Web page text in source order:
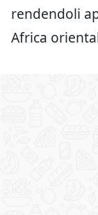
rendendoli
Africa